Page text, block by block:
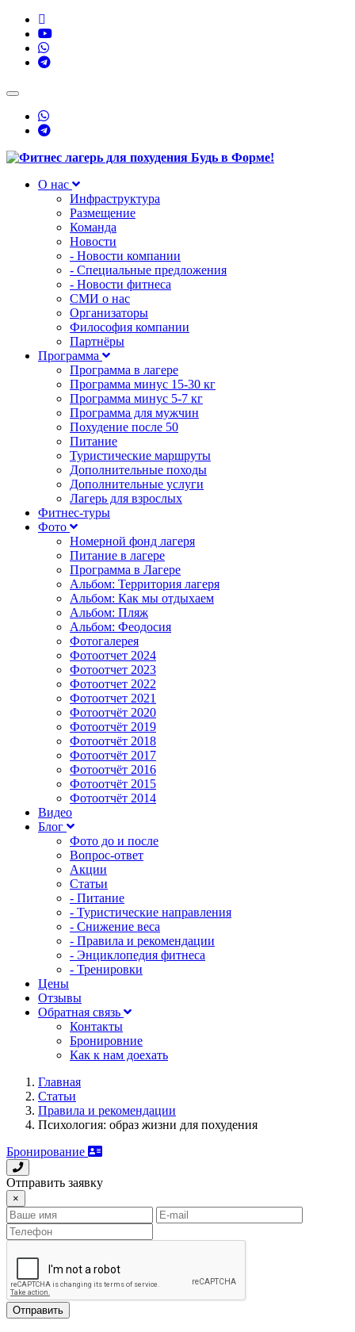
Toggle
navigation
О нас
Инфраструктура
Размещение
Команда
Новости
- Новости компании
- Специальные предложения
- Новости фитнеса
СМИ о нас
Организаторы
Философия компании
Партнёры
Программа
Программа в лагере
Программа минус 15-30 кг
Программа минус 5-7 кг
Программа для мужчин
Похудение после 50
Питание
Туристические маршруты
Дополнительные походы
Дополнительные услуги
Лагерь для взрослых
Фитнес-туры
Фото
Номерной фонд лагеря
Питание в лагере
Программа в Лагере
Альбом: Территория лагеря
Альбом: Как мы отдыхаем
Альбом: Пляж
Альбом: Феодосия
Фотогалерея
Фотоотчет 2024
Фотоотчет 2023
Фотоотчет 2022
Фотоотчет 2021
Фотоотчёт 2020
Фотоотчёт 2019
Фотоотчёт 2018
Фотоотчёт 2017
Фотоотчёт 2016
Фотоотчёт 2015
Фотоотчёт 2014
Видео
Блог
Фото до и после
Вопрос-ответ
Акции
Статьи
- Питание
- Туристические направления
- Снижение веса
- Правила и рекомендации
- Энциклопедия фитнеса
- Тренировки
Цены
Отзывы
Обратная связь
Контакты
Бронировние
Как к нам доехать
Главная
Статьи
Правила и рекомендации
Психология: образ жизни для похудения
Бронирование
Отправить заявку
×
Отправить